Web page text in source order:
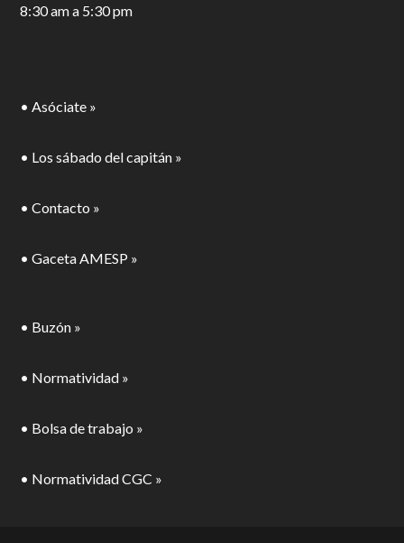
8:30 am a 5:30 pm
• Asóciate »
• Los sábado del capitán »
• Contacto »
• Gaceta AMESP »
• Buzón »
• Normatividad »
• Bolsa de trabajo »
• Normatividad CGC »